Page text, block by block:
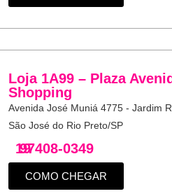
Loja 1A99 – Plaza
Shopping
Avenida José Muniá 4775 - Jardim
São José do Rio Preto/SP
19
97408-0349
COMO CHEGAR